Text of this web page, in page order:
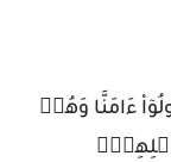
ءَامَنَّا وَهُمۡ
مِن قَبۡلِهِمۡۖ